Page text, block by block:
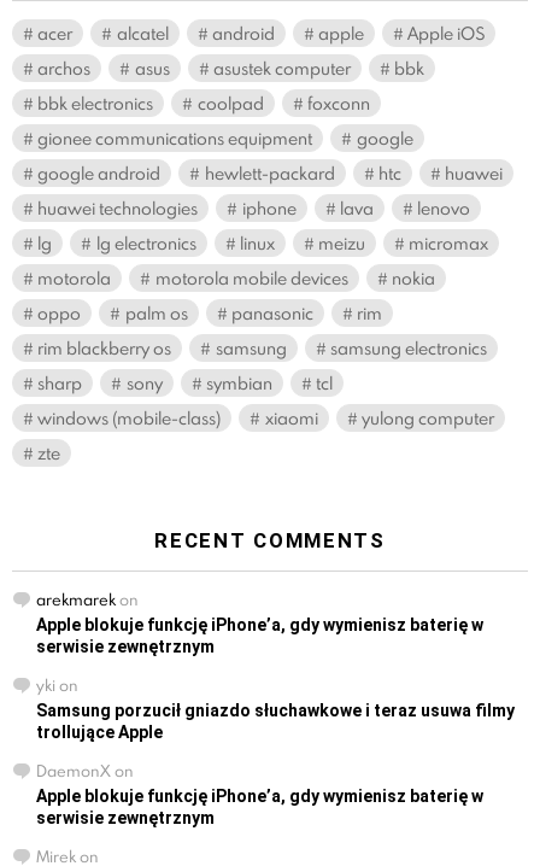
acer alcatel android apple
Apple iOS
archos
asus asustek computer
bbk
bbk electronics
coolpad
foxconn
gionee communications equipment
google
google android
hewlett-packard htc
huawei
huawei technologies
iphone lava
lenovo
lg
lg electronics linux meizu
micromax
motorola
motorola mobile devices
nokia
oppo
palm os panasonic
rim
rim blackberry os
samsung
samsung electronics
sharp
sony symbian
tcl
windows (mobile-class)
xiaomi
yulong computer
zte
RECENT COMMENTS
arekmarekon
Apple blokuje funkcję iPhone’a, gdy wymienisz baterię w
serwisie zewnętrznym
yki on
Samsung porzucił gniazdo słuchawkowe i teraz usuwa filmy
trollujące Apple
DaemonXon
Apple blokuje funkcję iPhone’a, gdy wymienisz baterię w
serwisie zewnętrznym
Mirekon